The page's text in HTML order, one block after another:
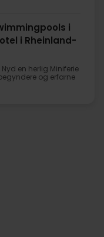
i
i Rheinland-
en herlig Miniferie
og erfarne